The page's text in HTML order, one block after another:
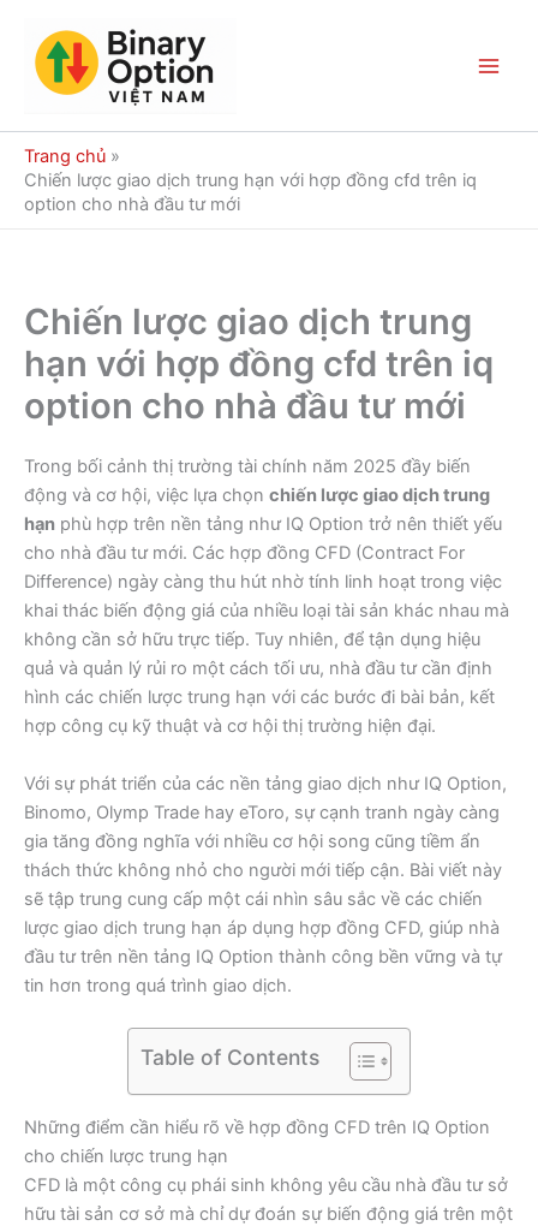
Trang chủ
Chiến lược giao dịch trung hạn với hợp đồng cfd trên iq
option cho nhà đầu tư mới
Chiến lược giao dịch trung
hạn với hợp đồng cfd trên iq
option cho nhà đầu tư mới
Trong bối cảnh thị trường tài chính năm 2025 đầy biến
động và cơ hội, việc lựa chọn chiến lược giao dịch trung
hạn phù hợp trên nền tảng như IQ Option trở nên thiết yếu
cho nhà đầu tư mới. Các hợp đồng CFD (Contract For
Difference) ngày càng thu hút nhờ tính linh hoạt trong việc
khai thác biến động giá của nhiều loại tài sản khác nhau mà
không cần sở hữu trực tiếp. Tuy nhiên, để tận dụng hiệu
quả và quản lý rủi ro một cách tối ưu, nhà đầu tư cần định
hình các chiến lược trung hạn với các bước đi bài bản, kết
hợp công cụ kỹ thuật và cơ hội thị trường hiện đại.
Với sự phát triển của các nền tảng giao dịch như IQ Option,
Binomo, Olymp Trade hay eToro, sự cạnh tranh ngày càng
gia tăng đồng nghĩa với nhiều cơ hội song cũng tiềm ẩn
thách thức không nhỏ cho người mới tiếp cận. Bài viết này
sẽ tập trung cung cấp một cái nhìn sâu sắc về các chiến
lược giao dịch trung hạn áp dụng hợp đồng CFD, giúp nhà
đầu tư trên nền tảng IQ Option thành công bền vững và tự
tin hơn trong quá trình giao dịch.
Table of Contents
Những điểm cần hiểu rõ về hợp đồng CFD trên IQ Option
cho chiến lược trung hạn
CFD là một công cụ phái sinh không yêu cầu nhà đầu tư sở
hữu tài sản cơ sở mà chỉ dự đoán sự biến động giá trên một